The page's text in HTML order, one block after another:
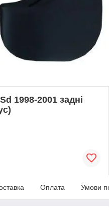
1998-2001 задні
Оплата Умови